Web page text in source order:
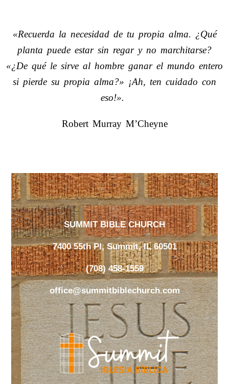
«Recuerda la necesidad de tu propia alma. ¿Qué
planta puede estar sin regar y no marchitarse?
«¿De qué le sirve al hombre ganar el mundo entero
si pierde su propia alma?» ¡Ah, ten cuidado con
eso!».
Robert Murray M’Cheyne
SUMMIT BIBLE CHURCH
7400 55th Pl, Summit, IL 60501
(708) 458-1559
office@summitbiblechurch.com